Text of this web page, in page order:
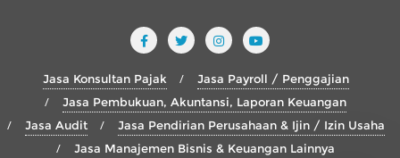
Jasa Konsultan Pajak
Jasa Payroll / Penggajian
Jasa Pembukuan, Akuntansi, Laporan Keuangan
Jasa Audit
Jasa Pendirian Perusahaan & Ijin / Izin Usaha
Jasa Manajemen Bisnis & Keuangan Lainnya